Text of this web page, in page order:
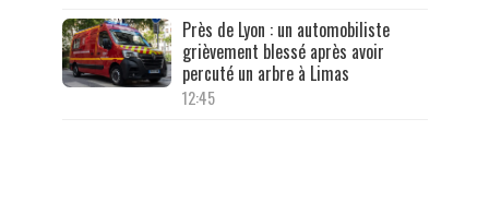
Près de Lyon : un automobiliste
grièvement blessé après avoir
percuté un arbre à Limas
12:45